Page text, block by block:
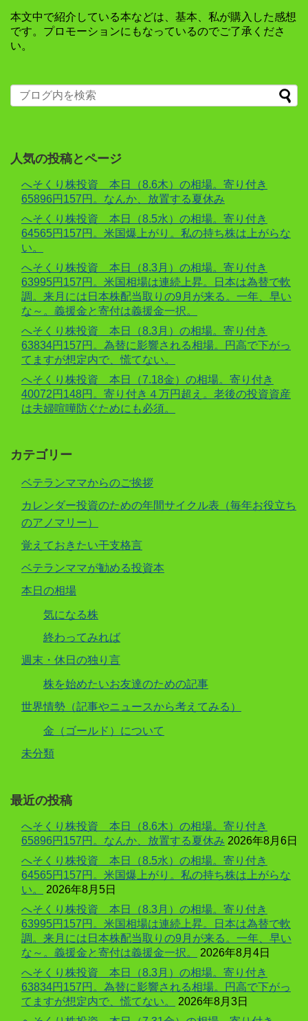
本文中で紹介している本などは、基本、私が購入した感想
です。プロモーションにもなっているのでご了承くださ
い。
人気の投稿とページ
へそくり株投資 本日（8.6木）の相場。寄り付き
65896円157円。なんか、放置する夏休み
へそくり株投資 本日（8.5水）の相場。寄り付き
64565円157円。米国爆上がり。私の持ち株は上がらな
い。
へそくり株投資 本日（8.3月）の相場。寄り付き
63995円157円。米国相場は連続上昇。日本は為替で軟
調。来月には日本株配当取りの9月が来る。一年、早い
な～。義援金と寄付は義援金一択。
へそくり株投資 本日（8.3月）の相場。寄り付き
63834円157円。為替に影響される相場。円高で下がっ
てますが想定内で、慌てない。
へそくり株投資 本日（7.18金）の相場。寄り付き
40072円148円。寄り付き４万円超え。老後の投資資産
は夫婦喧嘩防ぐためにも必須。
カテゴリー
ベテランママからのご挨拶
カレンダー投資のための年間サイクル表（毎年お役立ち
のアノマリー）
覚えておきたい干支格言
ベテランママが勧める投資本
本日の相場
気になる株
終わってみれば
週末・休日の独り言
株を始めたいお友達のための記事
世界情勢（記事やニュースから考えてみる）
金（ゴールド）について
未分類
最近の投稿
へそくり株投資 本日（8.6木）の相場。寄り付き
65896円157円。なんか、放置する夏休み 2026年8月6日
へそくり株投資 本日（8.5水）の相場。寄り付き
64565円157円。米国爆上がり。私の持ち株は上がらな
い。
2026年8月5日
へそくり株投資 本日（8.3月）の相場。寄り付き
63995円157円。米国相場は連続上昇。日本は為替で軟
調。来月には日本株配当取りの9月が来る。一年、早い
な～。義援金と寄付は義援金一択。
2026年8月4日
へそくり株投資 本日（8.3月）の相場。寄り付き
63834円157円。為替に影響される相場。円高で下がっ
てますが想定内で、慌てない。
2026年8月3日